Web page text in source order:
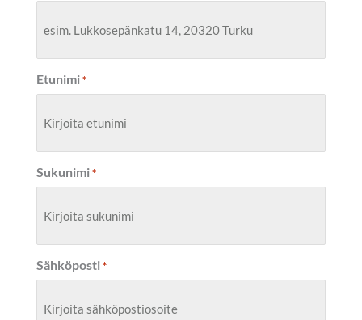
Etunimi *
Sukunimi *
Sähköposti *